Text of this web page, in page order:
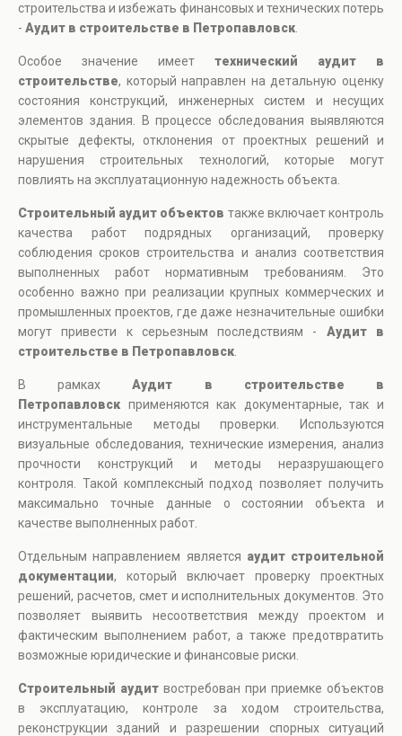
строительства и избежать финансовых и технических потерь
- Аудит в строительстве в Петропавловск
Особое значение имеет технический аудит в
строительстве, который направлен на детальную оценку
состояния конструкций, инженерных систем и несущих
элементов здания. В процессе обследования выявляются
скрытые дефекты, отклонения от проектных решений и
нарушения строительных технологий, которые могут
повлиять на эксплуатационную надежность объекта.
Строительный аудит объектов также включает контроль
качества работ подрядных организаций, проверку
соблюдения сроков строительства и анализ соответствия
выполненных работ нормативным требованиям. Это
особенно важно при реализации крупных коммерческих и
промышленных проектов, где даже незначительные ошибки
могут привести к серьезным последствиям - Аудит в
строительстве в Петропавловск
В рамкахАудит в строительстве в
Петропавловск применяются как документарные, так и
инструментальные методы проверки. Используются
визуальные обследования, технические измерения, анализ
прочности конструкций и методы неразрушающего
контроля. Такой комплексный подход позволяет получить
максимально точные данные о состоянии объекта и
качестве выполненных работ.
Отдельным направлением является аудит строительной
документации, который включает проверку проектных
решений, расчетов, смет и исполнительных документов. Это
позволяет выявить несоответствия между проектом и
фактическим выполнением работ, а также предотвратить
возможные юридические и финансовые риски.
Строительный аудит востребован при приемке объектов
в эксплуатацию, контроле за ходом строительства,
реконструкции зданий и разрешении спорных ситуаций